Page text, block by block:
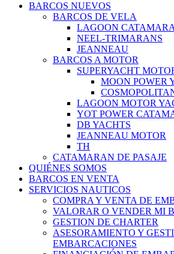
BARCOS NUEVOS
BARCOS DE VELA
LAGOON
NEEL-TRIMARANS
JEANNEAU
BARCOS A MOTOR
SUPERYACHT
MOON POWER
LAGOON MOTOR
YOT POWER
DB YACHTS
JEANNEAU MOTOR
TH
CATAMARAN DE PASAJE
QUIÉNES SOMOS
BARCOS EN VENTA
SERVICIOS NAUTICOS
COMPRA Y VENTA DE
VALORAR O VENDER MI
GESTION DE CHARTER
ASESORAMIENTO Y
EMBARCACIONES